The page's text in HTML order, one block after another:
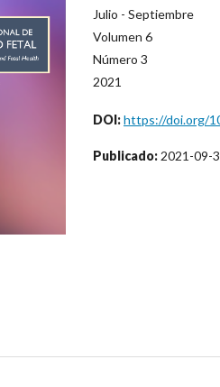
Julio - Septiembre
Volumen 6
Número 3
2021
DOI:https://doi.org/
Publicado: 2021-09-